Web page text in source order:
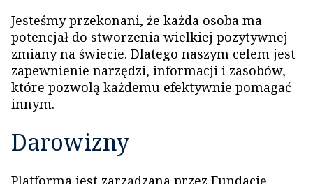
Jesteśmy przekonani, że każda osoba ma
potencjał do stworzenia wielkiej pozytywnej
zmiany na świecie. Dlatego naszym celem jest
zapewnienie narzędzi, informacji i zasobów,
które pozwolą każdemu efektywnie pomagać
innym.
Darowizny
Platforma jest zarządzana przez Fundację